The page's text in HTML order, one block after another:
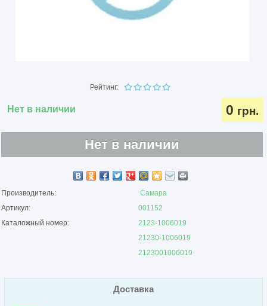
Рейтинг:
Нет в наличии 0 грн.
Нет в наличии
Производитель:
Самара
Артикул:
001152
Каталожный номер:
2123-1006019
21230-1006019
2123001006019
Доставка